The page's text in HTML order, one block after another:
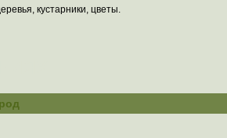
кустарники, цветы.